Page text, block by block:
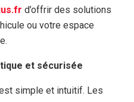
d’offrir des solutions
ou votre espace
et sécurisée
simple et intuitif. Les